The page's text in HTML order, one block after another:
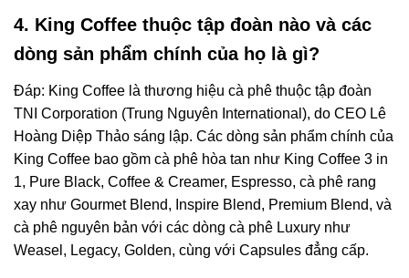
4. King Coffee thuộc tập đoàn nào và các
dòng sản phẩm chính của họ là gì?
Đáp: King Coffee là thương hiệu cà phê thuộc tập đoàn
TNI Corporation (Trung Nguyên International), do CEO Lê
Hoàng Diệp Thảo sáng lập. Các dòng sản phẩm chính của
King Coffee bao gồm cà phê hòa tan như King Coffee 3 in
1, Pure Black, Coffee & Creamer, Espresso, cà phê rang
xay như Gourmet Blend, Inspire Blend, Premium Blend, và
cà phê nguyên bản với các dòng cà phê Luxury như
Weasel, Legacy, Golden, cùng với Capsules đẳng cấp.